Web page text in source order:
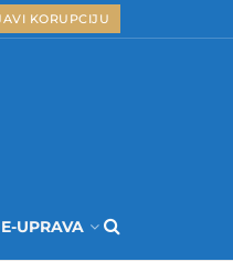
KORUPCIJU
E-UPRAVA